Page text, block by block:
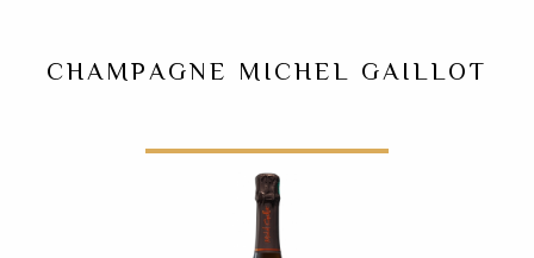
CHAMPAGNE MICHEL GAILLOT